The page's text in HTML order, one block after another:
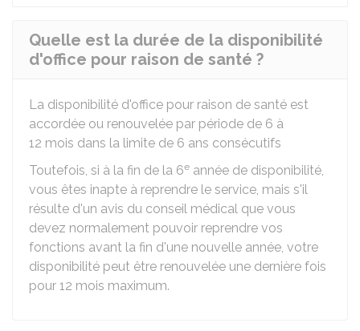
Quelle est la durée de la disponibilité
d'office pour raison de santé ?
La disponibilité d'office pour raison de santé est
accordée ou renouvelée par période de 6 à
12 mois dans la limite de 6 ans consécutifs
Toutefois, si à la fin de la 6e année de disponibilité,
vous êtes inapte à reprendre le service, mais s'il
résulte d'un avis du conseil médical que vous
devez normalement pouvoir reprendre vos
fonctions avant la fin d'une nouvelle année, votre
disponibilité peut être renouvelée une dernière fois
pour 12 mois maximum.